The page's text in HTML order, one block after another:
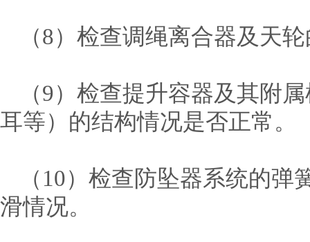
（8）检查调绳离合器及天
（9）检查提升容器及其附
耳等）的结构情况是否正常。
（10）检查防坠器系统的
滑情况。